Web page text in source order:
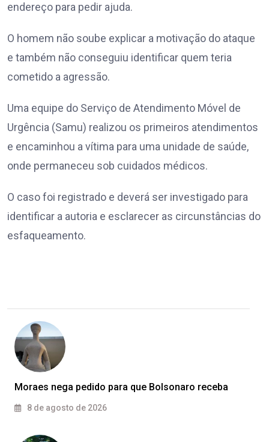
endereço para pedir ajuda.
O homem não soube explicar a motivação do ataque
e também não conseguiu identificar quem teria
cometido a agressão.
Uma equipe do Serviço de Atendimento Móvel de
Urgência (Samu) realizou os primeiros atendimentos
e encaminhou a vítima para uma unidade de saúde,
onde permaneceu sob cuidados médicos.
O caso foi registrado e deverá ser investigado para
identificar a autoria e esclarecer as circunstâncias do
esfaqueamento.
Moraes nega pedido para que Bolsonaro receba
8 de agosto de 2026